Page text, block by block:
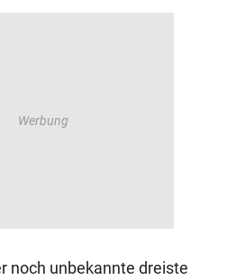
noch unbekannte dreiste